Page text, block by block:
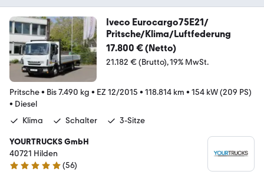
Iveco Eurocargo75E21/
Pritsche/Klima/Luftfederung
17.800 € (Netto)
21.182 € (Brutto) 19% MwSt.
Pritsche• Bis 7.490 kg • EZ 12/2015 • 118.814 km • 154 kW (209 PS)
• Diesel
Klima
Schalter 3-Sitze
YOURTRUCKS GmbH
40721 Hilden
5 Sterne
(56)